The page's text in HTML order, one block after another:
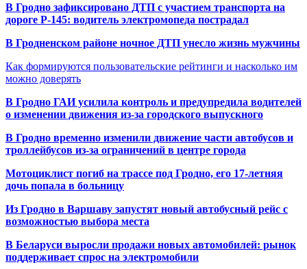
В Гродно зафиксировано ДТП с участием транспорта на
дороге Р-145: водитель электромопеда пострадал
В Гродненском районе ночное ДТП унесло жизнь мужчины
Как формируются пользовательские рейтинги и насколько им
можно доверять
В Гродно ГАИ усилила контроль и предупредила водителей
о изменении движения из-за городского выпускного
В Гродно временно изменили движение части автобусов и
троллейбусов из-за ограничений в центре города
Мотоциклист погиб на трассе под Гродно, его 17-летняя
дочь попала в больницу
Из Гродно в Варшаву запустят новый автобусный рейс с
возможностью выбора места
В Беларуси выросли продажи новых автомобилей: рынок
поддерживает спрос на электромобили